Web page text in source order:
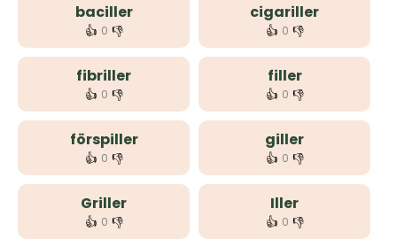
baciller
👍 0 👎
cigariller
👍 0 👎
fibriller
👍 0 👎
filler
👍 0 👎
förspiller
👍 0 👎
giller
👍 0 👎
Griller
👍 0 👎
Iller
👍 0 👎